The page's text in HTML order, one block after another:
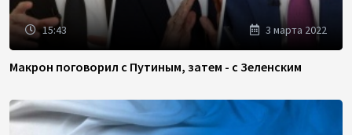
15:43 3 марта 2022
Макрон поговорил с Путиным, затем - с Зеленским